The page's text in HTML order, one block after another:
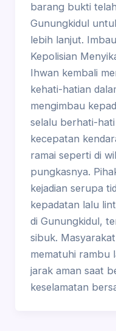
barang bukti
Gunungkidul
lebih lanjut.
Kepolisian
Ihwan kembali
kehati-hatian
mengimbau
selalu berhati-
kecepatan
ramai seperti di
pungkasnya.
kejadian serupa
kepadatan lalu
di Gunungkidul,
sibuk.
mematuhi rambu
jarak aman saat
keselamatan